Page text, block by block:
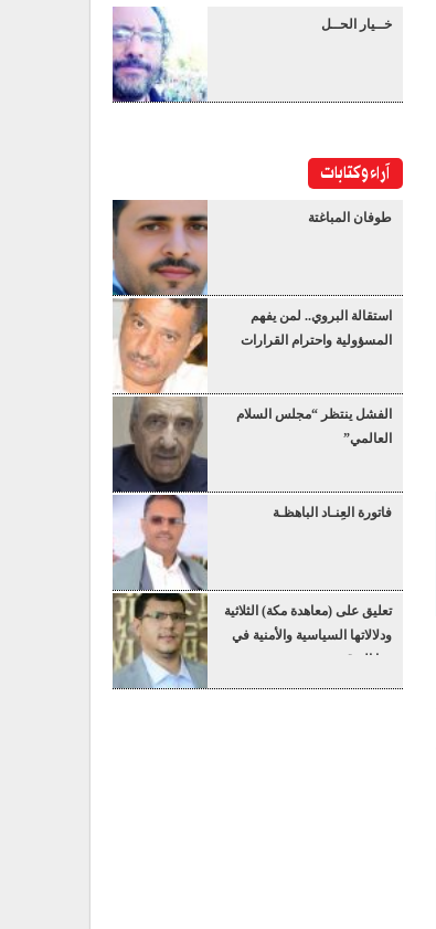
خــيار الحــل
آراء وكتابات
طوفان المباغتة
استقالة البروي.. لمن يفهم
المسؤولية واحترام القرارات
الفشل ينتظر “مجلس السلام
العالمي”
فاتورة العِنـاد الباهظـة
تعليق على (معاهدة مكة) الثلاثية
ودلالاتها السياسية والأمنية في
هذا التوقيت